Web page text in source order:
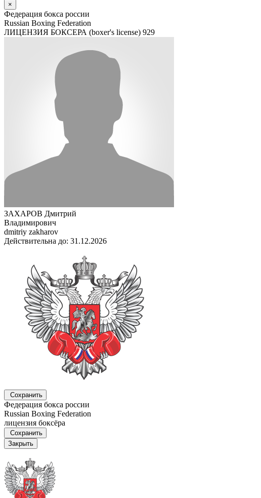
×
Федерация бокса россии
Russian Boxing Federation
ЛИЦЕНЗИЯ БОКСЕРА (boxer's license) 929
ЗАХАРОВ Дмитрий
Владимирович
dmitriy zakharov
Действительна до: 31.12.2026
Сохранить
Федерация бокса россии
Russian Boxing Federation
лицензия боксёра
Сохранить
Закрыть